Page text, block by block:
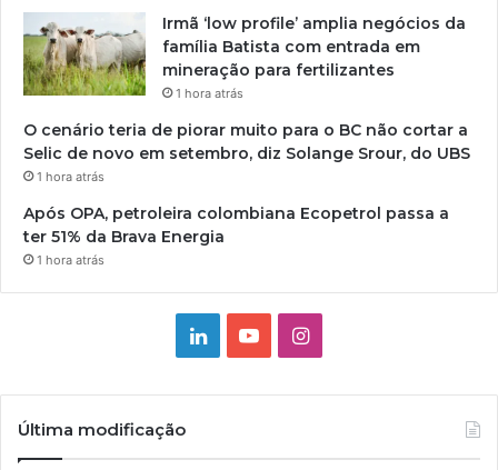
Irmã ‘low profile’ amplia negócios da
família Batista com entrada em
mineração para fertilizantes
1 hora atrás
O cenário teria de piorar muito para o BC não cortar a
Selic de novo em setembro, diz Solange Srour, do UBS
1 hora atrás
Após OPA, petroleira colombiana Ecopetrol passa a
ter 51% da Brava Energia
1 hora atrás
LinkedinYouTubeInstagram
Última modificação